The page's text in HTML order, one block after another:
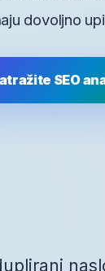
dovoljno
SEO